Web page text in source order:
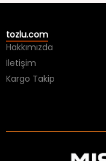
tozlu.com
Hakkımızda
İletişim
Kargo Takip